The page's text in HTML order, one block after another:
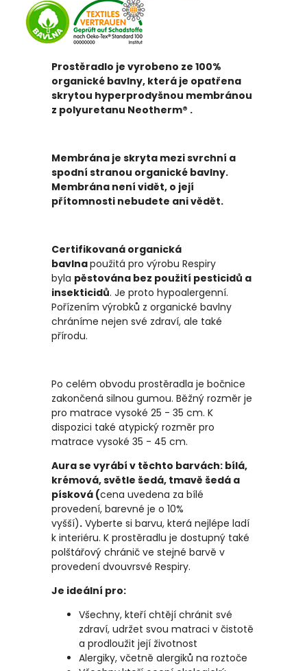
Prostěradlo je vyrobeno ze 100%
organické bavlny, která je opatřena
skrytou hyperprodyšnou membránou
z polyuretanu Neotherm® .
Membrána je skryta mezi svrchní a
spodní stranou organické bavlny.
Membrána není vidět, o její
přítomnosti nebudete ani vědět.
Certifikovaná organická
bavlnapoužitá pro výrobu Respiry
byla pěstována bez použití pesticidů a
insekticidů. Je proto hypoalergenní.
Pořízením výrobků z organické bavlny
chráníme nejen své zdraví, ale také
přírodu.
Po celém obvodu prostěradla je bočnice
zakončená silnou gumou. Běžný rozměr je
pro matrace vysoké 25 - 35 cm. K
dispozici také atypický rozměr pro
matrace vysoké 35 - 45 cm.
Aura se vyrábí v těchto barvách: bílá,
krémová, světle šedá, tmavě šedá a
písková (cena uvedena za bílé
provedení, barevné je o 10%
vyšší). Vyberte si barvu, která nejlépe ladí
k interiéru. K prostěradlu je dostupný také
polštářový chránič ve stejné barvě v
provedení dvouvrsvé Respiry.
Je ideální pro:
Všechny, kteří chtějí chránit své
zdraví, udržet svou matraci v čistotě
a prodloužit její životnost
Alergiky, včetně alergiků na roztoče